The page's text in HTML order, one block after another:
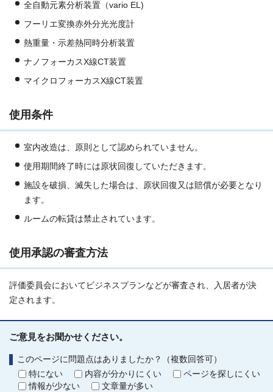
全自動元素分析装置（vario EL)
フーリエ変換赤外分光光度計
熱重量・示差熱同時分析装置
ナノフォーカスX線CT装置
マイクロフォーカスX線CT装置
使用条件
室内改造は、原則として認められていません。
使用期間終了時には原状回復していただきます。
施設を破損、滅失した場合は、原状回復又は賠償が必要となり
ます。
ルームの転貸は禁止されています。
使用承認の審査方法
評価委員会においてビジネスプランなどが審査され、入居者が決
定されます。
ご意見をお聞かせください。
このページに問題点はありましたか？（複数回答可）
特にない
内容が分かりにくい
ページを探しにくい
情報が少ない
文章量が多い